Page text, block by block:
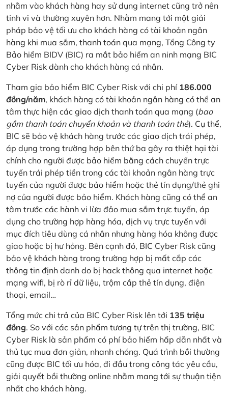
nhằm vào khách hàng hay sử dụng internet cũng trở nên
tinh vi và thường xuyên hơn. Nhằm mang tới một giải
pháp bảo vệ tối ưu cho khách hàng có tài khoản ngân
hàng khi mua sắm, thanh toán qua mạng, Tổng Công ty
Bảo hiểm BIDV (BIC) ra mắt bảo hiểm an ninh mạng BIC
Cyber Risk dành cho khách hàng cá nhân.
Tham gia bảo hiểm BIC Cyber Risk với chi phí 186.000
đồng/năm, khách hàng có tài khoản ngân hàng có thể an
tâm thực hiện các giao dịch thanh toán qua mạng (bao
gồm thanh toán chuyển khoản và thanh toán thẻ). Cụ thể,
BIC sẽ bảo vệ khách hàng trước các giao dịch trái phép,
áp dụng trong trường hợp bên thứ ba gây ra thiệt hại tài
chính cho người được bảo hiểm bằng cách chuyển trực
tuyến trái phép tiền trong các tài khoản ngân hàng trực
tuyến của người được bảo hiểm hoặc thẻ tín dụng/thẻ ghi
nợ của người được bảo hiểm. Khách hàng cũng có thể an
tâm trước các hành vi lừa đảo mua sắm trực tuyến, áp
dụng cho trường hợp hàng hóa, dịch vụ trực tuyến với
mục đích tiêu dùng cá nhân nhưng hàng hóa không được
giao hoặc bị hư hỏng. Bên cạnh đó, BIC Cyber Risk cũng
bảo vệ khách hàng trong trường hợp bị mất cắp các
thông tin định danh do bị hack thông qua internet hoặc
mạng wifi, bị rò rỉ dữ liệu, trộm cắp thẻ tín dụng, điện
thoại, email…
Tổng mức chi trả của BIC Cyber Risk lên tới 135 triệu
đồng. So với các sản phẩm tương tự trên thị trường, BIC
Cyber Risk là sản phẩm có phí bảo hiểm hấp dẫn nhất và
thủ tục mua đơn giản, nhanh chóng. Quá trình bồi thường
cũng được BIC tối ưu hóa, đi đầu trong công tác yêu cầu,
giải quyết bồi thường online nhằm mang tới sự thuận tiện
nhất cho khách hàng.